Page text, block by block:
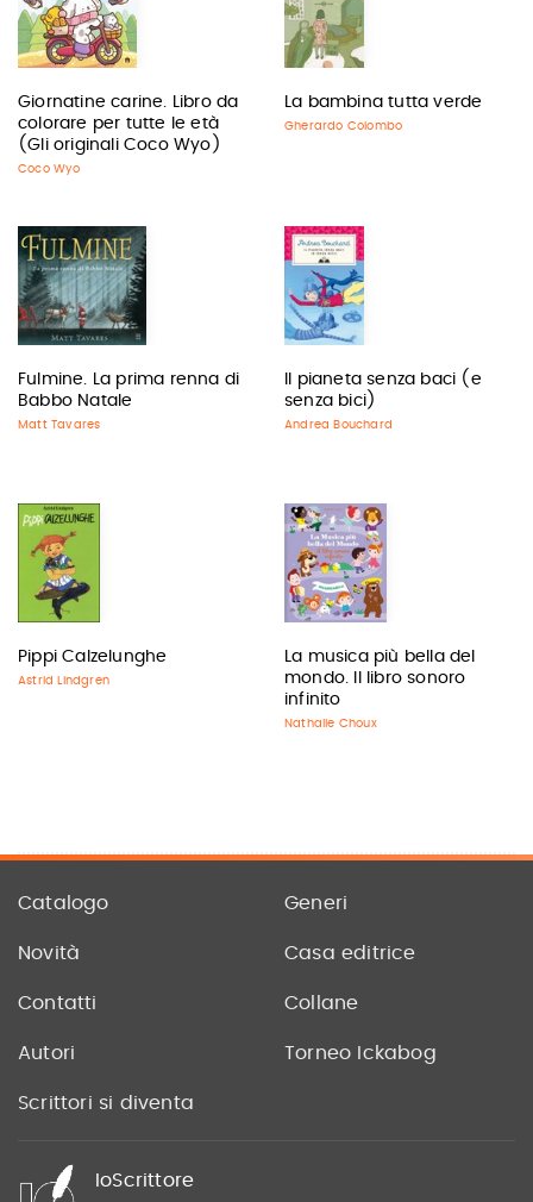
Giornatine carine. Libro da
colorare per tutte le età
(Gli originali Coco Wyo)
Coco Wyo
La bambina tutta verde
Gherardo Colombo
Fulmine. La prima renna di
Babbo Natale
Matt Tavares
Il pianeta senza baci (e
senza bici)
Andrea Bouchard
Pippi Calzelunghe
Astrid Lindgren
La musica più bella del
mondo. Il libro sonoro
infinito
Nathalie Choux
Catalogo Generi
Novità Casa editrice
Contatti Collane
Autori Torneo Ickabog
Scrittori si diventa
IoScrittore